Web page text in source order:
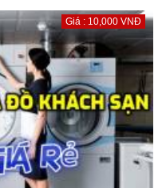
Giá : 10,000 VNĐ